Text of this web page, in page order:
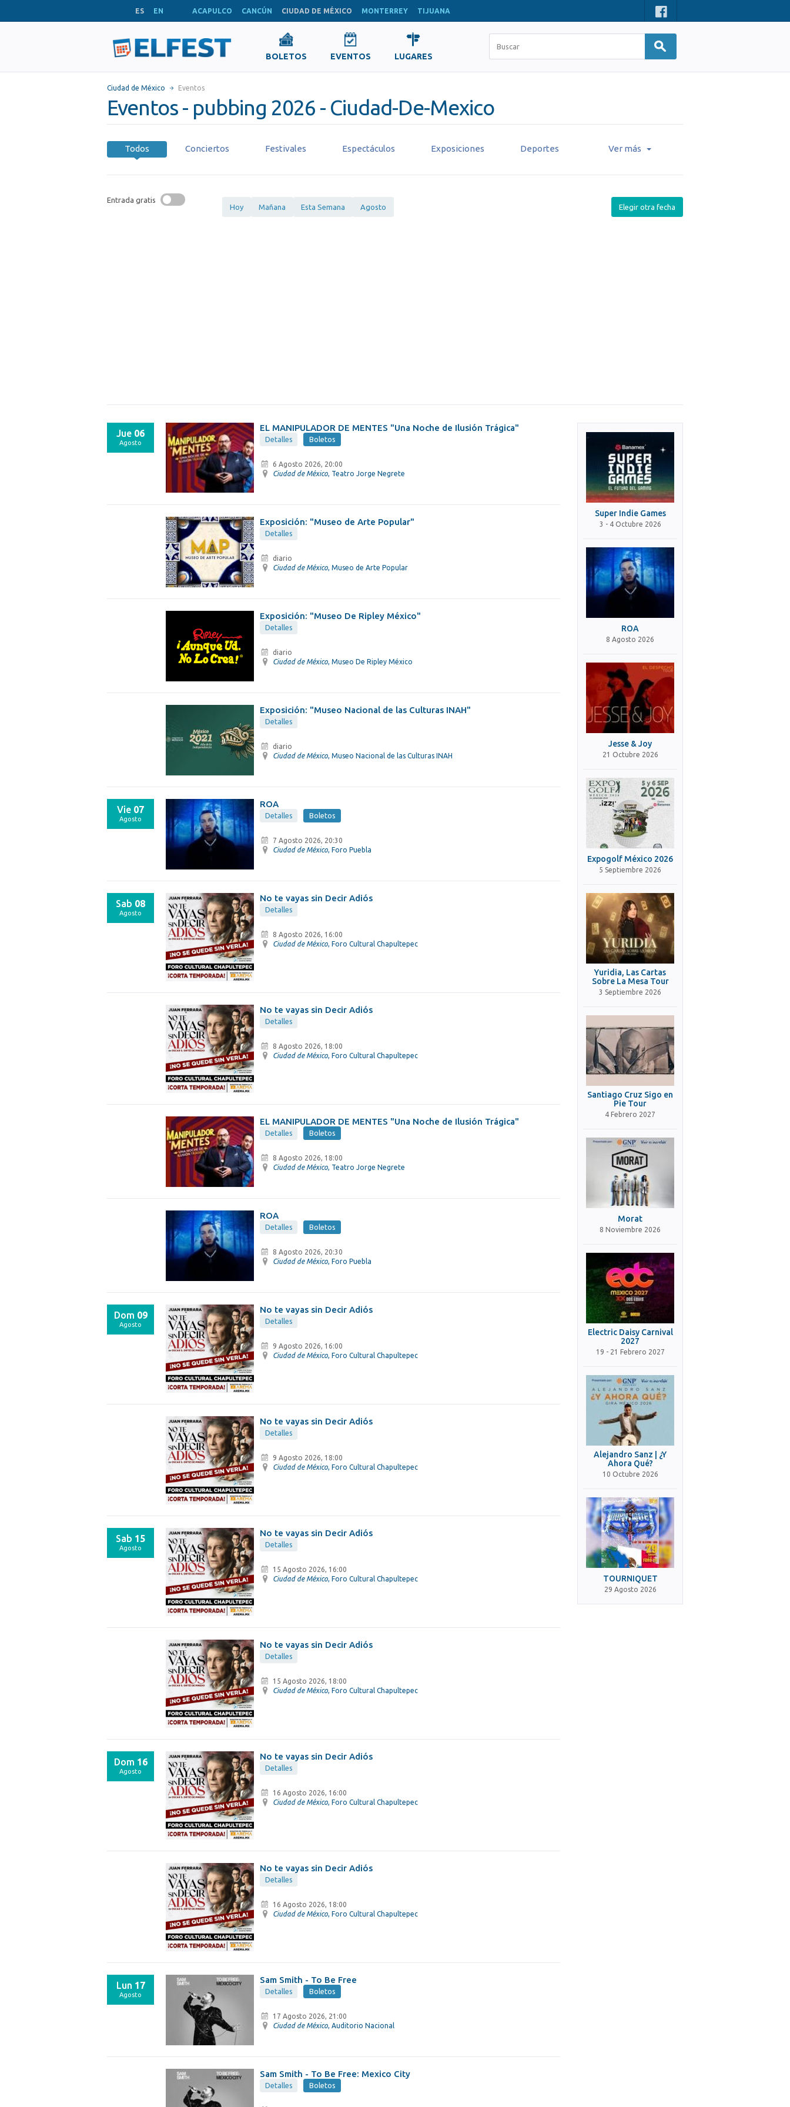
ES EN ACAPULCO CANCÚN CIUDAD DE MÉXICO MONTERREY TIJUANA
BOLETOS EVENTOS LUGARES
Ciudad de México Eventos
Eventos - pubbing 2026 - Ciudad-De-Mexico
Todos Conciertos Festivales Espectáculos Exposiciones Deportes Ver más
Entrada gratis
Hoy
Mañana Esta Semana Agosto Elegir otra fecha
Jue 06
Agosto
EL MANIPULADOR DE MENTES "Una Noche de Ilusión Trágica"
Detalles Boletos
6 Agosto 2026, 20:00
Ciudad de México, Teatro Jorge Negrete
Exposición: "Museo de Arte Popular"
Detalles
diario
Ciudad de México, Museo de Arte Popular
Exposición: "Museo De Ripley México"
Detalles
diario
Ciudad de México, Museo De Ripley México
Exposición: "Museo Nacional de las Culturas INAH"
Detalles
diario
Ciudad de México, Museo Nacional de las Culturas INAH
Vie 07
Agosto
ROA
Detalles Boletos
7 Agosto 2026, 20:30
Ciudad de México, Foro Puebla
Sab 08
Agosto
No te vayas sin Decir Adiós
Detalles
8 Agosto 2026, 16:00
Ciudad de México, Foro Cultural Chapultepec
No te vayas sin Decir Adiós
Detalles
8 Agosto 2026, 18:00
Ciudad de México, Foro Cultural Chapultepec
EL MANIPULADOR DE MENTES "Una Noche de Ilusión Trágica"
Detalles Boletos
8 Agosto 2026, 18:00
Ciudad de México, Teatro Jorge Negrete
ROA
Detalles Boletos
8 Agosto 2026, 20:30
Ciudad de México, Foro Puebla
Dom 09
Agosto
No te vayas sin Decir Adiós
Detalles
9 Agosto 2026, 16:00
Ciudad de México, Foro Cultural Chapultepec
No te vayas sin Decir Adiós
Detalles
9 Agosto 2026, 18:00
Ciudad de México, Foro Cultural Chapultepec
Sab 15
Agosto
No te vayas sin Decir Adiós
Detalles
15 Agosto 2026, 16:00
Ciudad de México, Foro Cultural Chapultepec
No te vayas sin Decir Adiós
Detalles
15 Agosto 2026, 18:00
Ciudad de México, Foro Cultural Chapultepec
Dom 16
Agosto
No te vayas sin Decir Adiós
Detalles
16 Agosto 2026, 16:00
Ciudad de México, Foro Cultural Chapultepec
No te vayas sin Decir Adiós
Detalles
16 Agosto 2026, 18:00
Ciudad de México, Foro Cultural Chapultepec
Lun 17
Agosto
Sam Smith - To Be Free
Detalles Boletos
17 Agosto 2026, 21:00
Ciudad de México, Auditorio Nacional
Sam Smith - To Be Free: Mexico City
Detalles Boletos
Super Indie Games
3 - 4 Octubre 2026
ROA
8 Agosto 2026
Jesse & Joy
21 Octubre 2026
Expogolf México 2026
5 Septiembre 2026
Yuridia, Las Cartas
Sobre La Mesa Tour
3 Septiembre 2026
Santiago Cruz Sigo en
Pie Tour
4 Febrero 2027
Morat
8 Noviembre 2026
Electric Daisy Carnival
2027
19 - 21 Febrero 2027
Alejandro Sanz | ¿Y
Ahora Qué?
10 Octubre 2026
TOURNIQUET
29 Agosto 2026